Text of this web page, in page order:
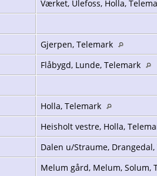
Værket, Ulefoss, Holla,
Gjerpen, Telemark
Flåbygd, Lunde, Telemark
Holla, Telemark
Heisholt vestre, Holla,
Dalen u/Straume,
Melum gård, Melum, Solum,